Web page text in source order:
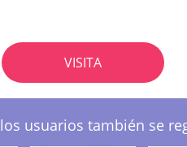
VISITA
usuarios también se